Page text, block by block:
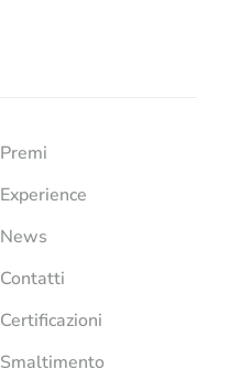
Premi
Experience
News
Contatti
Certificazioni
Smaltimento